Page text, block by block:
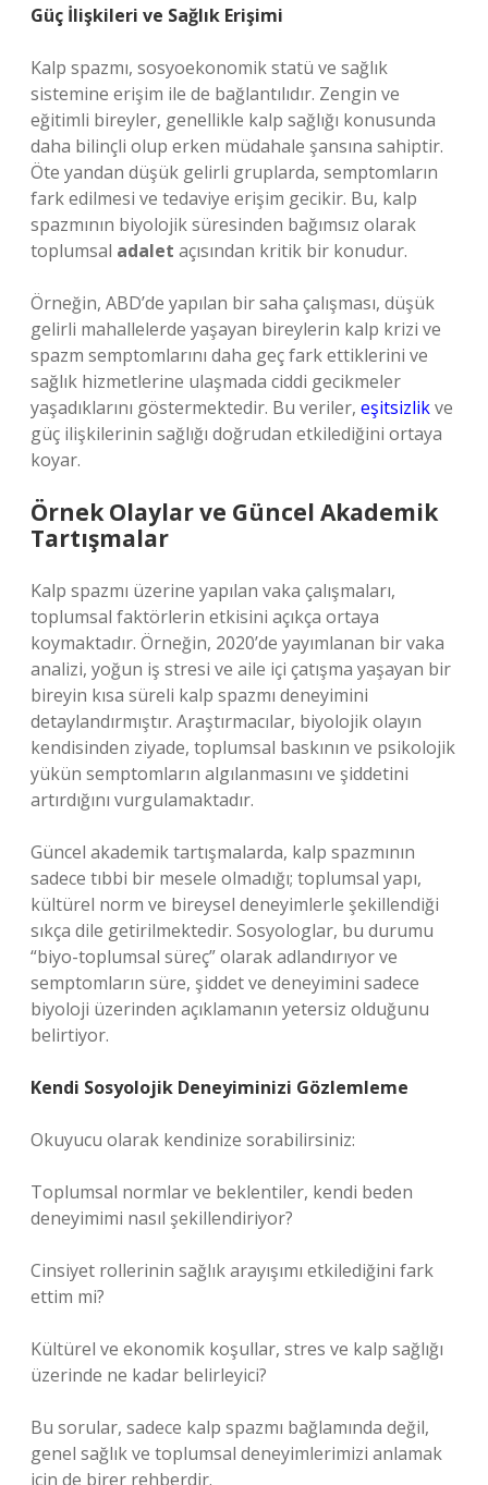
Güç İlişkileri ve Sağlık Erişimi
Kalp spazmı, sosyoekonomik statü ve sağlık
sistemine erişim ile de bağlantılıdır. Zengin ve
eğitimli bireyler, genellikle kalp sağlığı konusunda
daha bilinçli olup erken müdahale şansına sahiptir.
Öte yandan düşük gelirli gruplarda, semptomların
fark edilmesi ve tedaviye erişim gecikir. Bu, kalp
spazmının biyolojik süresinden bağımsız olarak
toplumsal adalet açısından kritik bir konudur.
Örneğin, ABD’de yapılan bir saha çalışması, düşük
gelirli mahallelerde yaşayan bireylerin kalp krizi ve
spazm semptomlarını daha geç fark ettiklerini ve
sağlık hizmetlerine ulaşmada ciddi gecikmeler
yaşadıklarını göstermektedir. Bu veriler, eşitsizlikve
güç ilişkilerinin sağlığı doğrudan etkilediğini ortaya
koyar.
Örnek Olaylar ve Güncel Akademik
Tartışmalar
Kalp spazmı üzerine yapılan vaka çalışmaları,
toplumsal faktörlerin etkisini açıkça ortaya
koymaktadır. Örneğin, 2020’de yayımlanan bir vaka
analizi, yoğun iş stresi ve aile içi çatışma yaşayan bir
bireyin kısa süreli kalp spazmı deneyimini
detaylandırmıştır. Araştırmacılar, biyolojik olayın
kendisinden ziyade, toplumsal baskının ve psikolojik
yükün semptomların algılanmasını ve şiddetini
artırdığını vurgulamaktadır.
Güncel akademik tartışmalarda, kalp spazmının
sadece tıbbi bir mesele olmadığı; toplumsal yapı,
kültürel norm ve bireysel deneyimlerle şekillendiği
sıkça dile getirilmektedir. Sosyologlar, bu durumu
“biyo-toplumsal süreç” olarak adlandırıyor ve
semptomların süre, şiddet ve deneyimini sadece
biyoloji üzerinden açıklamanın yetersiz olduğunu
belirtiyor.
Kendi Sosyolojik Deneyiminizi Gözlemleme
Okuyucu olarak kendinize sorabilirsiniz:
Toplumsal normlar ve beklentiler, kendi beden
deneyimimi nasıl şekillendiriyor?
Cinsiyet rollerinin sağlık arayışımı etkilediğini fark
ettim mi?
Kültürel ve ekonomik koşullar, stres ve kalp sağlığı
üzerinde ne kadar belirleyici?
Bu sorular, sadece kalp spazmı bağlamında değil,
genel sağlık ve toplumsal deneyimlerimizi anlamak
için de birer rehberdir.